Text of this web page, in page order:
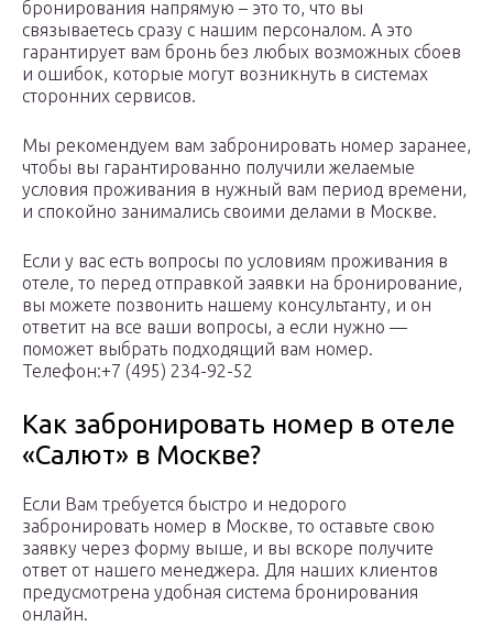
бронирования напрямую – это то, что вы
связываетесь сразу с нашим персоналом. А это
гарантирует вам бронь без любых возможных сбоев
и ошибок, которые могут возникнуть в системах
сторонних сервисов.
Мы рекомендуем вам забронировать номер заранее,
чтобы вы гарантированно получили желаемые
условия проживания в нужный вам период времени,
и спокойно занимались своими делами в Москве.
Если у вас есть вопросы по условиям проживания в
отеле, то перед отправкой заявки на бронирование,
вы можете позвонить нашему консультанту, и он
ответит на все ваши вопросы, а если нужно —
поможет выбрать подходящий вам номер.
Телефон:+7 (495) 234-92-52
Как забронировать номер в отеле
«Салют» в Москве?
Если Вам требуется быстро и недорого
забронировать номер в Москве, то оставьте свою
заявку через форму выше, и вы вскоре получите
ответ от нашего менеджера. Для наших клиентов
предусмотрена удобная система бронирования
онлайн.